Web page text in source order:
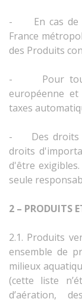
-
En cas
France
des Produits
-
Pour
européenne
taxes
-
Des
droits
d'être
seule
2 – PRODUITS
2.1. Produits
ensemble de
milieux
(cette liste
d’aération,